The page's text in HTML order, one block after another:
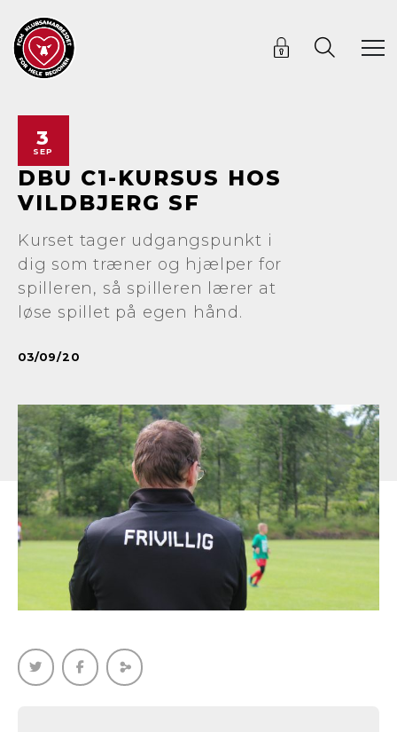
3
SEP
DBU C1-KURSUS HOS
VILDBJERG SF
Kurset tager udgangspunkt i
dig som træner og hjælper for
spilleren, så spilleren lærer at
løse spillet på egen hånd.
03/09/20